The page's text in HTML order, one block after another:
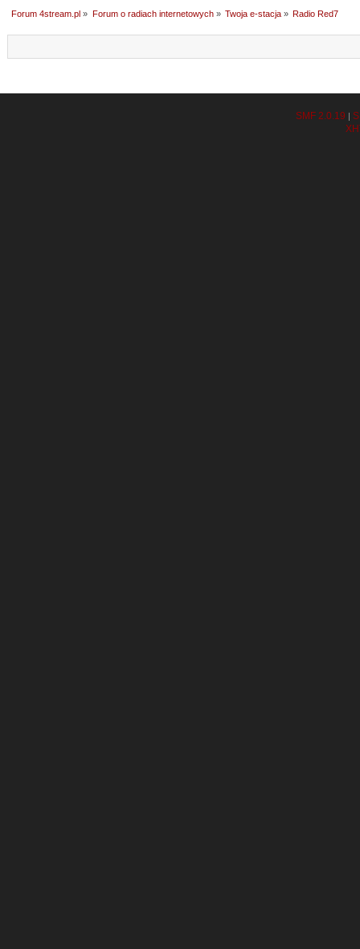
Forum 4stream.pl » Forum o radiach internetowych» Twoja e-stacja» Radio Red7
SMF 2.0.19 |